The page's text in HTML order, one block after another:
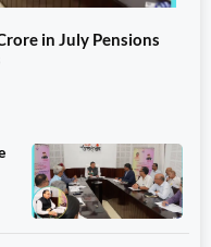
in July Pensions